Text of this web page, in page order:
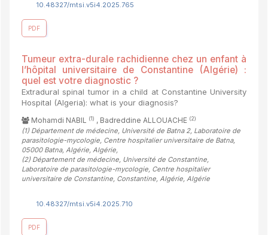
10.48327/mtsi.v5i4.2025.765
PDF
Tumeur extra-durale rachidienne chez un enfant à
l’hôpital universitaire de Constantine (Algérie) :
quel est votre diagnostic ?
Extradural spinal tumor in a child at Constantine University
Hospital (Algeria): what is your diagnosis?
Mohamdi NABIL (1) , Badreddine ALLOUACHE (2)
(1) Département de médecine, Université de Batna 2, Laboratoire de
parasitologie-mycologie, Centre hospitalier universitaire de Batna,
05000 Batna, Algérie, Algérie,
(2) Département de médecine, Université de Constantine,
Laboratoire de parasitologie-mycologie, Centre hospitalier
universitaire de Constantine, Constantine, Algérie, Algérie
10.48327/mtsi.v5i4.2025.710
PDF